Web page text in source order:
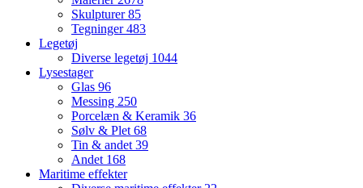
Skulpturer85
Tegninger483
Legetøj
Diverse legetøj 1044
Lysestager
Glas 96
Messing 250
Porcelæn & Keramik 36
Sølv & Plet68
Tin & andet39
Andet 168
Maritime effekter